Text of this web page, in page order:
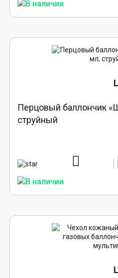
Перцовый баллончик
струйный